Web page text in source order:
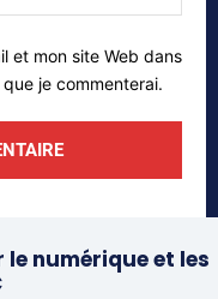
web:
et mon site Web dans
je commenterai.
numérique et les